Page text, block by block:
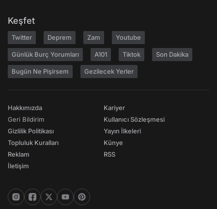
Keşfet
Twitter Deprem Zam Youtube
Günlük Burç Yorumları A101 Tiktok Son Dakika
Bugün Ne Pişirsem Gezilecek Yerler
Hakkımızda
Geri Bildirim
Gizlilik Politikası
Topluluk Kuralları
Reklam
İletişim
Kariyer
Kullanıcı Sözleşmesi
Yayın İlkeleri
Künye
RSS